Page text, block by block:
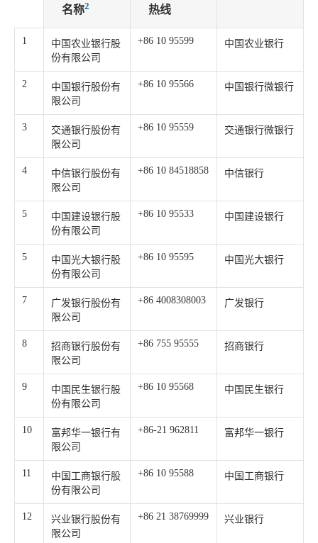
名称2
热线
1
中国农业银行股
份有限公司
+86 10 95599 中国农业银行
2
中国银行股份有
限公司
+86 10 95566 中国银行微银行
3
交通银行股份有
限公司
+86 10 95559 交通银行微银行
4
中信银行股份有
限公司
+86 10 84518858 中信银行
5
中国建设银行股
份有限公司
+86 10 95533 中国建设银行
5
中国光大银行股
份有限公司
+86 10 95595 中国光大银行
7
广发银行股份有
限公司
+86 4008308003 广发银行
8
招商银行股份有
限公司
+86 755 95555 招商银行
9
中国民生银行股
份有限公司
+86 10 95568 中国民生银行
10
富邦华一银行有
限公司
+86-21 962811 富邦华一银行
11
中国工商银行股
份有限公司
+86 10 95588 中国工商银行
12
兴业银行股份有
限公司
+86 21 38769999 兴业银行